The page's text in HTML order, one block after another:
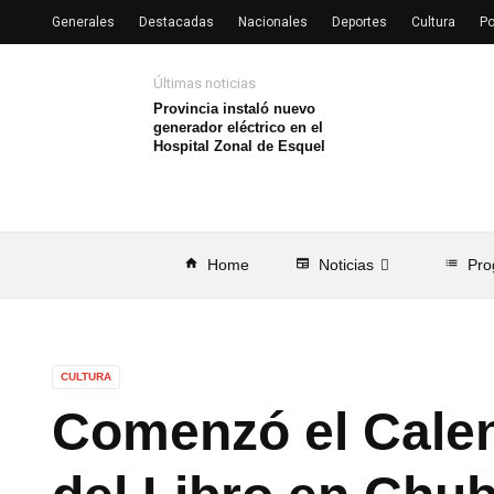
home Home newspaper Noticias list
Últimas noticias
Provincia instaló nuevo
generador eléctrico en el
Hospital Zonal de Esquel
Generales Destacadas Nacionales Deportes Cultura
CULTURA
Comenzó el